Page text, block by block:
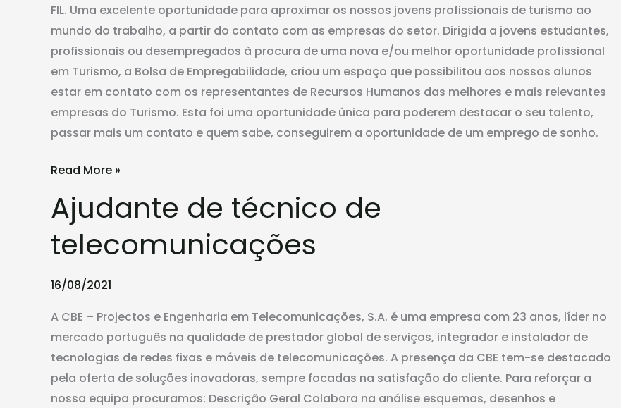
FIL. Uma excelente oportunidade para aproximar os nossos jovens profissionais de turismo ao
mundo do trabalho, a partir do contato com as empresas do setor. Dirigida a jovens estudantes,
profissionais ou desempregados à procura de uma nova e/ou melhor oportunidade profissional
em Turismo, a Bolsa de Empregabilidade, criou um espaço que possibilitou aos nossos alunos
estar em contato com os representantes de Recursos Humanos das melhores e mais relevantes
empresas do Turismo. Esta foi uma oportunidade única para poderem destacar o seu talento,
passar mais um contato e quem sabe, conseguirem a oportunidade de um emprego de sonho.
Read More »
Ajudante de técnico de
telecomunicações
16/08/2021
A CBE – Projectos e Engenharia em Telecomunicações, S.A. é uma empresa com 23 anos, líder no
mercado português na qualidade de prestador global de serviços, integrador e instalador de
tecnologias de redes fixas e móveis de telecomunicações. A presença da CBE tem-se destacado
pela oferta de soluções inovadoras, sempre focadas na satisfação do cliente. Para reforçar a
nossa equipa procuramos: Descrição Geral Colabora na análise esquemas, desenhos e
Ajudante
de
técnico
telecomunicações